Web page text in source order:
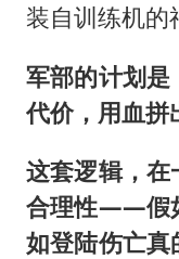
装自训练机的
军部的计划
代价，用血拼
这套逻辑，
合理性——假
如登陆伤亡